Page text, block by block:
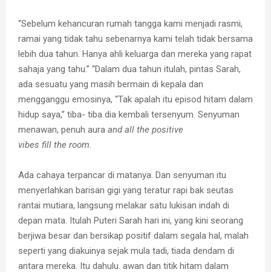
“Sebelum kehancuran rumah tangga kami menjadi rasmi,
ramai yang tidak tahu sebenarnya kami telah tidak bersama
lebih dua tahun. Hanya ahli keluarga dan mereka yang rapat
sahaja yang tahu.” “Dalam dua tahun itulah, pintas Sarah,
ada sesuatu yang masih bermain di kepala dan
mengganggu emosinya, “Tak apalah itu episod hitam dalam
hidup saya,” tiba- tiba dia kembali tersenyum. Senyuman
menawan, penuh aura and all the positive
vibes fill the room.
Ada cahaya terpancar di matanya. Dan senyuman itu
menyerlahkan barisan gigi yang teratur rapi bak seutas
rantai mutiara, langsung melakar satu lukisan indah di
depan mata. Itulah Puteri Sarah hari ini, yang kini seorang
berjiwa besar dan bersikap positif dalam segala hal, malah
seperti yang diakuinya sejak mula tadi, tiada dendam di
antara mereka. Itu dahulu. awan dan titik hitam dalam